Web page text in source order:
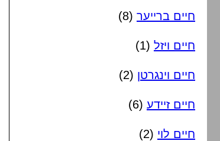
חיים ברייער (8)
חיים ויזל (1)
חיים וינגרטן (2)
חיים זיידע (6)
חיים לוי (2)